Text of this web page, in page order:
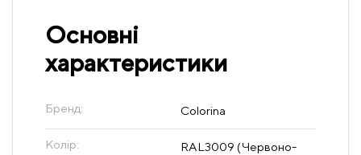
Основні
характеристики
Бренд: Colorina
Колір:
RAL3009 (Червоно-